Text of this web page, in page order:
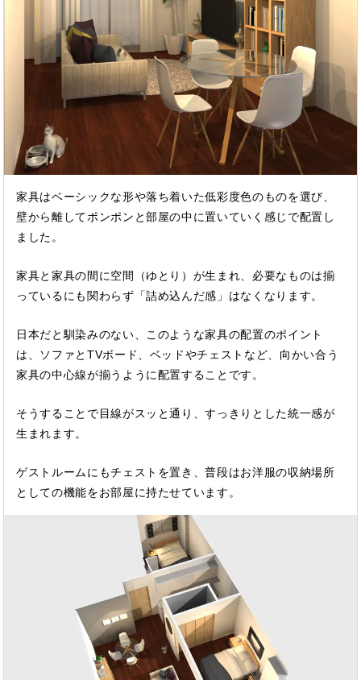
家具はベーシックな形や落ち着いた低彩度色のものを選び、
壁から離してポンポンと部屋の中に置いていく感じで配置し
ました。
家具と家具の間に空間（ゆとり）が生まれ、必要なものは揃
っているにも関わらず「詰め込んだ感」はなくなります。
日本だと馴染みのない、このような家具の配置のポイント
は、ソファとTVボード、ベッドやチェストなど、向かい合う
家具の中心線が揃うように配置することです。
そうすることで目線がスッと通り、すっきりとした統一感が
生まれます。
ゲストルームにもチェストを置き、普段はお洋服の収納場所
としての機能をお部屋に持たせています。